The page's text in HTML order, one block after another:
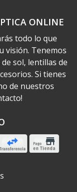
ONLINE
todo lo que
visión. Tenemos
sol, lentillas de
Si tienes
de nuestros